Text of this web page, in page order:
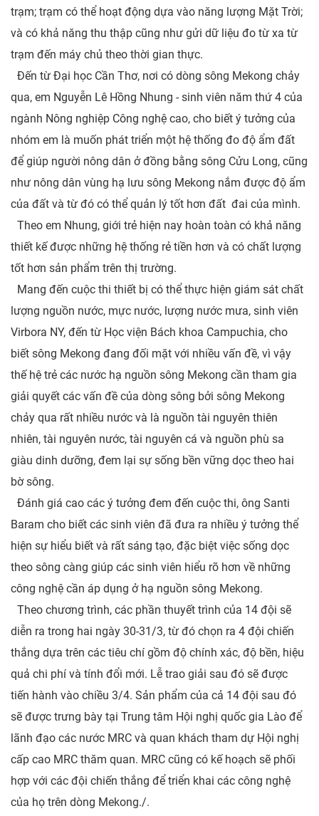
trạm; trạm có thể hoạt động dựa vào năng lượng Mặt Trời;
và có khả năng thu thập cũng như gửi dữ liệu đo từ xa từ
trạm đến máy chủ theo thời gian thực.
Đến từ Đại học Cần Thơ, nơi có dòng sông Mekong chảy
qua, em Nguyễn Lê Hồng Nhung - sinh viên năm thứ 4 của
ngành Nông nghiệp Công nghệ cao, cho biết ý tưởng của
nhóm em là muốn phát triển một hệ thống đo độ ẩm đất
để giúp người nông dân ở đồng bằng sông Cửu Long, cũng
như nông dân vùng hạ lưu sông Mekong nắm được độ ẩm
của đất và từ đó có thể quản lý tốt hơn đất đai của mình.
Theo em Nhung, giới trẻ hiện nay hoàn toàn có khả năng
thiết kế được những hệ thống rẻ tiền hơn và có chất lượng
tốt hơn sản phẩm trên thị trường.
Mang đến cuộc thi thiết bị có thể thực hiện giám sát chất
lượng nguồn nước, mực nước, lượng nước mưa, sinh viên
Virbora NY, đến từ Học viện Bách khoa Campuchia, cho
biết sông Mekong đang đối mặt với nhiều vấn đề, vì vậy
thế hệ trẻ các nước hạ nguồn sông Mekong cần tham gia
giải quyết các vấn đề của dòng sông bởi sông Mekong
chảy qua rất nhiều nước và là nguồn tài nguyên thiên
nhiên, tài nguyên nước, tài nguyên cá và nguồn phù sa
giàu dinh dưỡng, đem lại sự sống bền vững dọc theo hai
bờ sông.
Đánh giá cao các ý tưởng đem đến cuộc thi, ông Santi
Baram cho biết các sinh viên đã đưa ra nhiều ý tưởng thể
hiện sự hiểu biết và rất sáng tạo, đặc biệt việc sống dọc
theo sông càng giúp các sinh viên hiểu rõ hơn về những
công nghệ cần áp dụng ở hạ nguồn sông Mekong.
Theo chương trình, các phần thuyết trình của 14 đội sẽ
diễn ra trong hai ngày 30-31/3, từ đó chọn ra 4 đội chiến
thắng dựa trên các tiêu chí gồm độ chính xác, độ bền, hiệu
quả chi phí và tính đổi mới. Lễ trao giải sau đó sẽ được
tiến hành vào chiều 3/4. Sản phẩm của cả 14 đội sau đó
sẽ được trưng bày tại Trung tâm Hội nghị quốc gia Lào để
lãnh đạo các nước MRC và quan khách tham dự Hội nghị
cấp cao MRC thăm quan. MRC cũng có kế hoạch sẽ phối
hợp với các đội chiến thắng để triển khai các công nghệ
của họ trên dòng Mekong./.